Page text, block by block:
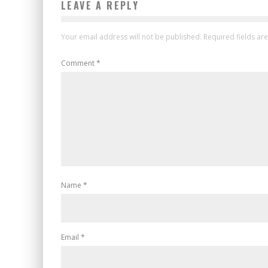
LEAVE A REPLY
Your email address will not be published. Required fields
Comment*
Name *
Email *